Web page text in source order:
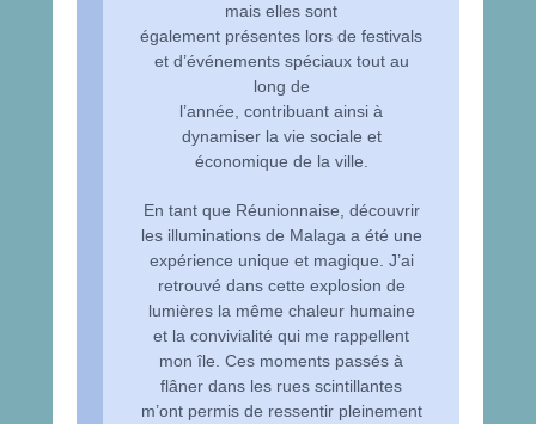
mais elles sont
également présentes lors de festivals
et d’événements spéciaux tout au
long de
l’année, contribuant ainsi à
dynamiser la vie sociale et
économique de la ville.
En tant que Réunionnaise, découvrir
les illuminations de Malaga a été une
expérience unique et magique. J’ai
retrouvé dans cette explosion de
lumières la même chaleur humaine
et la convivialité qui me rappellent
mon île. Ces moments passés à
flâner dans les rues scintillantes
m’ont permis de ressentir pleinement